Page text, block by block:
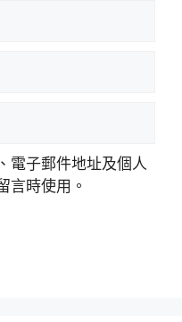
電子郵件地址及個人
言時使用。